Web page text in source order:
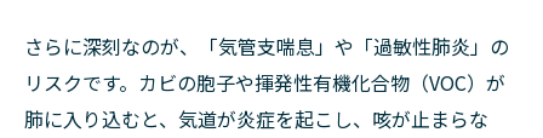
さらに深刻なのが、「気管支喘息」や「過敏性肺炎」の
リスクです。カビの胞子や揮発性有機化合物（VOC）が
肺に入り込むと、気道が炎症を起こし、咳が止まらな